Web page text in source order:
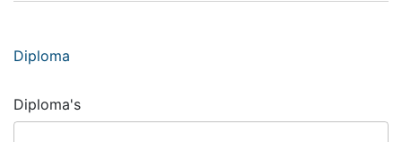
Diploma
Diploma's